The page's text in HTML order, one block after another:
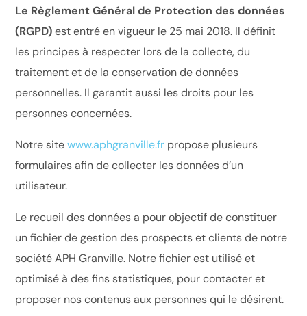
Le Règlement Général de Protection des données
(RGPD)est entré en vigueur le 25 mai 2018. Il définit
les principes à respecter lors de la collecte, du
traitement et de la conservation de données
personnelles. Il garantit aussi les droits pour les
personnes concernées.
Notre sitewww.aphgranville.fr propose plusieurs
formulaires afin de collecter les données d’un
utilisateur.
Le recueil des données a pour objectif de constituer
un fichier de gestion des prospects et clients de notre
société APH Granville. Notre fichier est utilisé et
optimisé à des fins statistiques, pour contacter et
proposer nos contenus aux personnes qui le désirent.